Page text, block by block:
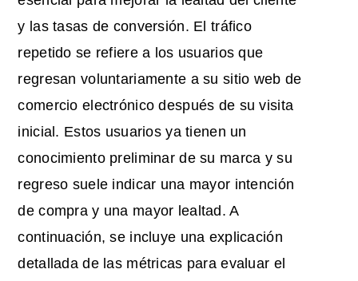
y las tasas de conversión. El tráfico
repetido se refiere a los usuarios que
regresan voluntariamente a su sitio web de
comercio electrónico después de su visita
inicial. Estos usuarios ya tienen un
conocimiento preliminar de su marca y su
regreso suele indicar una mayor intención
de compra y una mayor lealtad. A
continuación, se incluye una explicación
detallada de las métricas para evaluar el